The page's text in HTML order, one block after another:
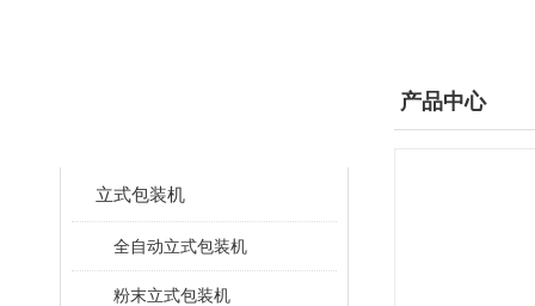
立式包装机
全自动立式包装机
粉末立式包装机
产品中心